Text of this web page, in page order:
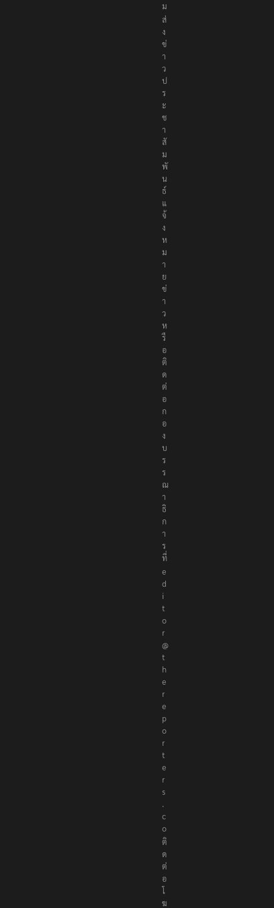
ม
ส่
ง
ข่
า
ว
ป
ร
ะ
ช
า
สั
ม
พั
น
ธ์
แ
จ้
ง
ห
ม
า
ย
ข่
า
ว
ห
รื
อ
ติ
ด
ต่
อ
ก
อ
ง
บ
ร
ร
ณ
า
ธิ
ก
า
ร
ที่
e
d
i
t
o
r
@
t
h
e
r
e
p
o
r
t
e
r
s
.
c
o
ติ
ด
ต่
อ
โ
ฆ